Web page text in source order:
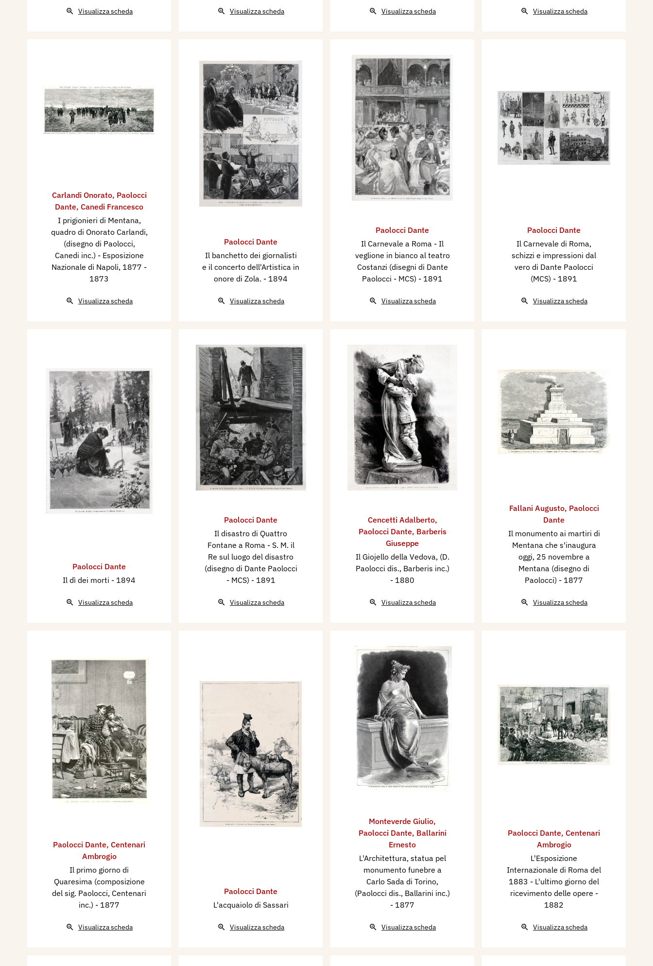
Visualizza scheda Visualizza scheda Visualizza scheda Visualizza scheda
Carlandi Onorato, Paolocci
Dante, Canedi Francesco
I prigionieri di Mentana,
quadro di Onorato Carlandi,
(disegno di Paolocci,
Canedi inc.) - Esposizione
Nazionale di Napoli, 1877 -
1873
Visualizza scheda
Paolocci Dante
Il banchetto dei giornalisti
e il concerto dell'Artistica in
onore di Zola. - 1894
Visualizza scheda
Paolocci Dante
Il Carnevale a Roma - Il
veglione in bianco al teatro
Costanzi (disegni di Dante
Paolocci - MCS) - 1891
Visualizza scheda
Paolocci Dante
Il Carnevale di Roma,
schizzi e impressioni dal
vero di Dante Paolocci
(MCS) - 1891
Visualizza scheda
Paolocci Dante
Il dì dei morti - 1894
Visualizza scheda
Paolocci Dante
Il disastro di Quattro
Fontane a Roma - S. M. il
Re sul luogo del disastro
(disegno di Dante Paolocci
- MCS) - 1891
Visualizza scheda
Cencetti Adalberto,
Paolocci Dante, Barberis
Giuseppe
Il Giojello della Vedova, (D.
Paolocci dis., Barberis inc.)
- 1880
Visualizza scheda
Fallani Augusto, Paolocci
Dante
Il monumento ai martiri di
Mentana che s'inaugura
oggi, 25 novembre a
Mentana (disegno di
Paolocci) - 1877
Visualizza scheda
Paolocci Dante, Centenari
Ambrogio
Il primo giorno di
Quaresima (composizione
del sig. Paolocci, Centenari
inc.) - 1877
Visualizza scheda
Paolocci Dante
L'acquaiolo di Sassari
Visualizza scheda
Monteverde Giulio,
Paolocci Dante, Ballarini
Ernesto
L'Architettura, statua pel
monumento funebre a
Carlo Sada di Torino,
(Paolocci dis., Ballarini inc.)
- 1877
Visualizza scheda
Paolocci Dante, Centenari
Ambrogio
L'Esposizione
Internazionale di Roma del
1883 - L'ultimo giorno del
ricevimento delle opere -
1882
Visualizza scheda